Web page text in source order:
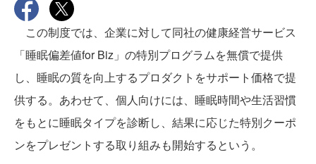
この制度では、企業に対して同社の健康経営サービス
「睡眠偏差値for Biz」の特別プログラムを無償で提供
し、睡眠の質を向上するプロダクトをサポート価格で提
供する。あわせて、個人向けには、睡眠時間や生活習慣
をもとに睡眠タイプを診断し、結果に応じた特別クーポ
ンをプレゼントする取り組みも開始するという。